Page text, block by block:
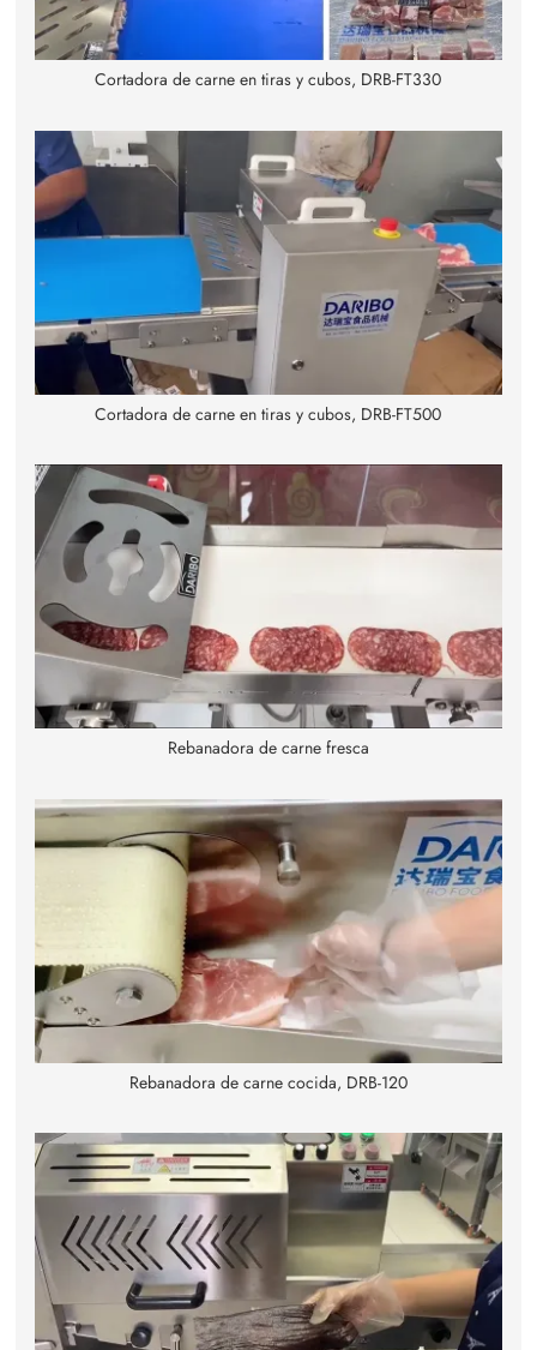
Cortadora de carne en tiras y cubos, DRB-FT330
Cortadora de carne en tiras y cubos, DRB-FT500
Rebanadora de carne fresca
Rebanadora de carne cocida, DRB-120